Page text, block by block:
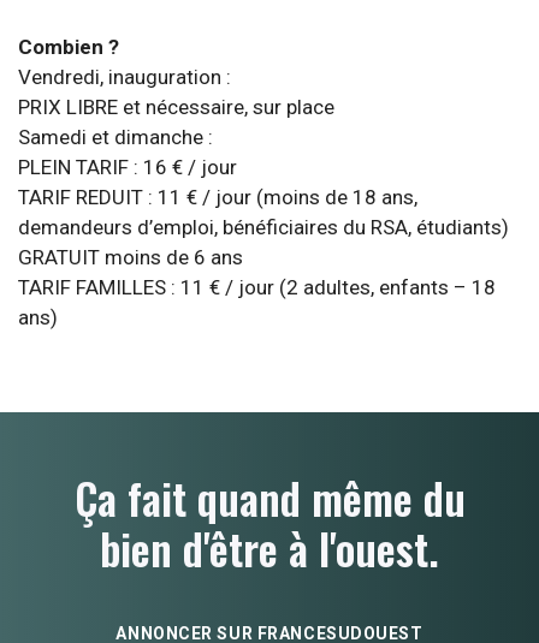
Combien ?
Vendredi, inauguration :
PRIX LIBRE et nécessaire, sur place
Samedi et dimanche :
PLEIN TARIF : 16 € / jour
TARIF REDUIT : 11 € / jour (moins de 18 ans,
demandeurs d’emploi, bénéficiaires du RSA, étudiants)
GRATUIT moins de 6 ans
TARIF FAMILLES : 11 € / jour (2 adultes, enfants – 18
ans)
Ça fait quand même du
bien d'être à l'ouest.
ANNONCER SUR FRANCESUDOUEST